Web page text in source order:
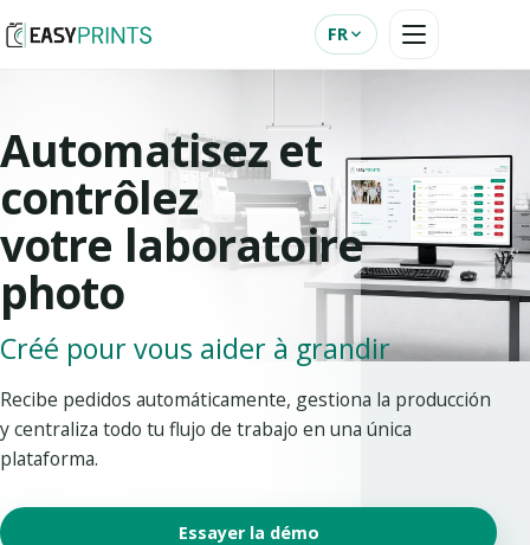
FR
Automatisez et
contrôlez
votre laboratoire
photo
Créé pour vous aider à grandir
Recibe pedidos automáticamente, gestiona la producción
y centraliza todo tu flujo de trabajo en una única
plataforma.
Essayer la démo